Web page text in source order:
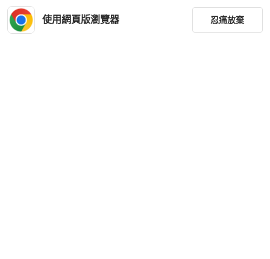
使用網頁版瀏覽器 忍痛放棄